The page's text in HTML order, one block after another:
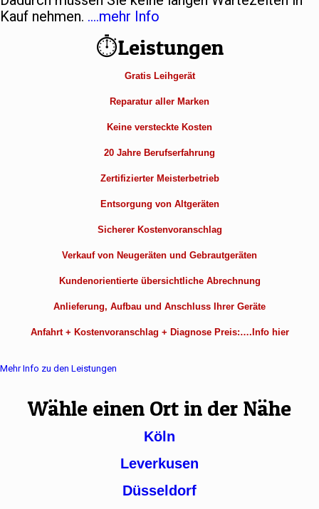
Kauf nehmen. ….mehr Info
⏱Leistungen
Gratis Leihgerät
Reparatur aller Marken
Keine versteckte Kosten
20 Jahre Berufserfahrung
Zertifizierter Meisterbetrieb
Entsorgung von Altgeräten
Sicherer Kostenvoranschlag
Verkauf von Neugeräten und Gebrautgeräten
Kundenorientierte übersichtliche Abrechnung
Anlieferung, Aufbau und Anschluss Ihrer Geräte
Anfahrt + Kostenvoranschlag + Diagnose Preis:….Info hier
Mehr Info zu den Leistungen
Wähle einen Ort in der Nähe
Köln
Leverkusen
Düsseldorf